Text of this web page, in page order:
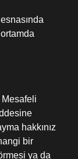
Mesafeli
hakkınız
bir
ya da